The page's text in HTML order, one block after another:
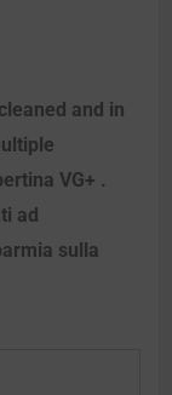
and in
VG+ .
ad
sulla